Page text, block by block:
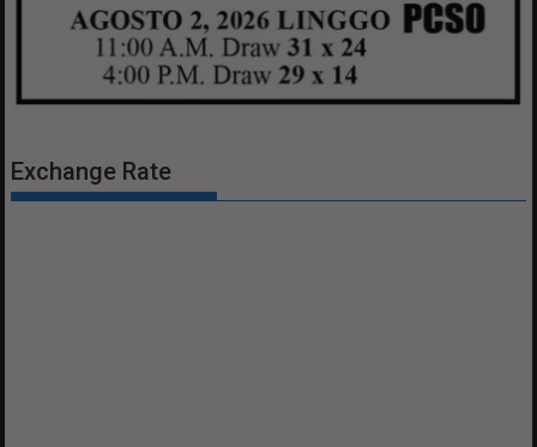
Exchange Rate